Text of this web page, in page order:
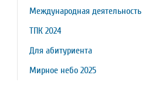
Международная деятельность
ТПК 2024
Для абитуриента
Мирное небо 2025